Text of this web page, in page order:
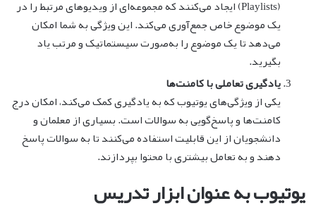
(Playlists) ایجاد می‌کنند که مجموعه‌ای از ویدیوهای مرتبط را در
یک موضوع خاص جمع‌آوری می‌کند. این ویژگی به شما امکان
می‌دهد تا یک موضوع را به‌صورت سیستماتیک و مرتب یاد
بگیرید.
یادگیری تعاملی با کامنت‌ها
یکی از ویژگی‌های یوتیوب که به یادگیری کمک می‌کند، امکان درج
کامنت‌ها و پاسخ‌گویی به سوالات است. بسیاری از معلمان و
دانشجویان از این قابلیت استفاده می‌کنند تا به سوالات پاسخ
دهند و به تعامل بیشتری با محتوا بپردازند.
یوتیوب به عنوان ابزار تدریس